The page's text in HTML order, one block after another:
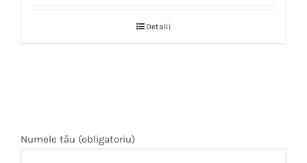
Detalii
Numele tău (obligatoriu)